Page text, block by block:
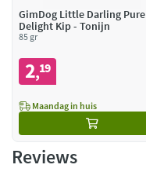
GimDog Little Darling Pure
Delight Kip - Tonijn
85 gr
2,19
Maandag in huis
Reviews